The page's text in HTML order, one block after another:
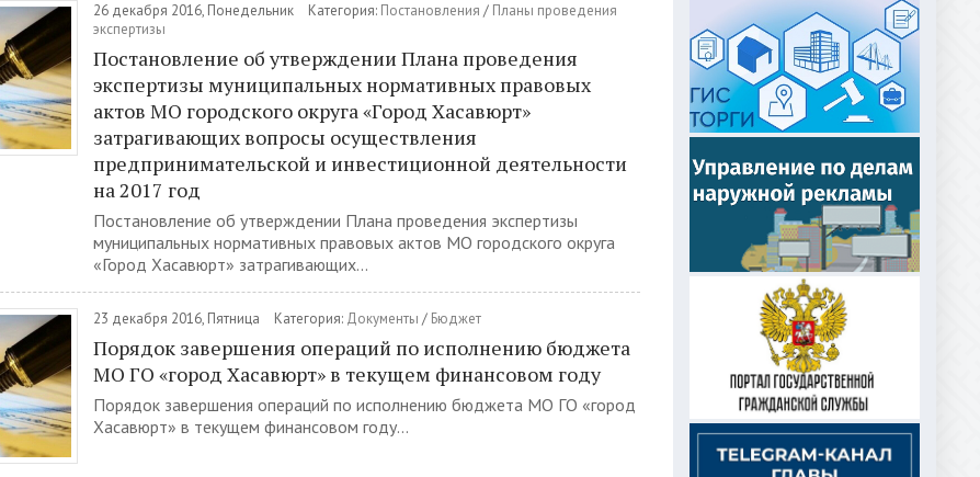
26 декабря 2016, Понедельник Категория: Постановления / Планы проведения
экспертизы
Постановление об утверждении Плана проведения
экспертизы муниципальных нормативных правовых
актов МО городского округа «Город Хасавюрт»
затрагивающих вопросы осуществления
предпринимательской и инвестиционной деятельности
на 2017 год
Постановление об утверждении Плана проведения экспертизы
муниципальных нормативных правовых актов МО городского округа
«Город Хасавюрт» затрагивающих...
23 декабря 2016, Пятница Категория: Документы / Бюджет
Порядок завершения операций по исполнению бюджета
МО ГО «город Хасавюрт» в текущем финансовом году
Порядок завершения операций по исполнению бюджета МО ГО «город
Хасавюрт» в текущем финансовом году...